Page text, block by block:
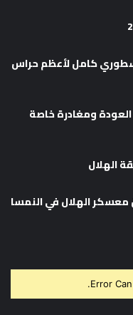
أسطوري كامل لأعظم حراس
العودة ومغادرة خاصة
الهلال
معسكر الهلال في النمسا
Error